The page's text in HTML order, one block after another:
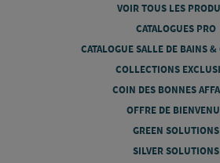
VOIR TOUS LES
CATALOGUES PRO
CATALOGUE SALLE DE BAINS &
COLLECTIONS
COIN DES BONNES
OFFRE DE
GREEN SOLUTIONS
SILVER SOLUTIONS